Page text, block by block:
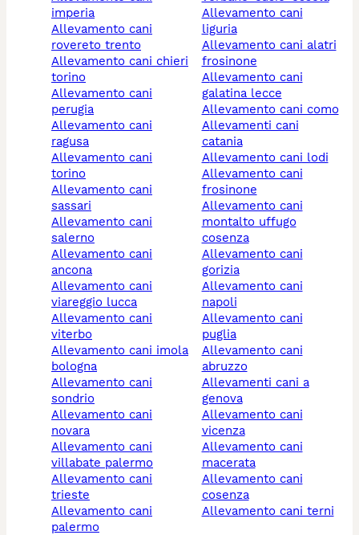
imperia
allevamento cani
rovereto trento
allevamento cani chieri
torino
allevamento cani
perugia
allevamento cani
ragusa
allevamento cani
torino
allevamento cani
sassari
allevamento cani
salerno
allevamento cani
ancona
allevamento cani
viareggio lucca
allevamento cani
viterbo
allevamento cani imola
bologna
allevamento cani
sondrio
allevamento cani
novara
allevamento cani
villabate palermo
allevamento cani
trieste
allevamento cani
palermo
allevamento cani
liguria
allevamento cani alatri
frosinone
allevamento cani
galatina lecce
allevamento cani como
allevamenti cani
catania
allevamento cani lodi
allevamento cani
frosinone
allevamento cani
montalto uffugo
cosenza
allevamento cani
gorizia
allevamento cani
napoli
allevamento cani
puglia
allevamento cani
abruzzo
allevamenti cani a
genova
allevamento cani
vicenza
allevamento cani
macerata
allevamento cani
cosenza
allevamento cani terni